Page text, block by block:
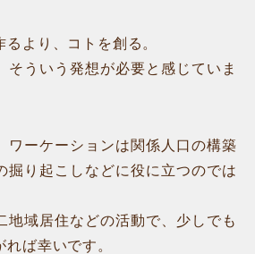
より、コトを創る。
そういう発想が必要と感じていま
ワーケーションは関係人口の構築
掘り起こしなどに役に立つのでは
地域居住などの活動で、少しでも
ば幸いです。